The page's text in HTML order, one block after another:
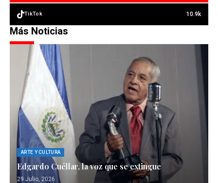
TikTok 10.9k
Más Noticias
ARTE Y CULTURA
Edgardo Cuéllar, la voz que se extingue
29 Julio, 2026